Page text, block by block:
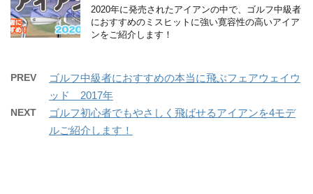
2020年に発売されたアイアンの中で、ゴルフ中級者
におすすめのミスヒットに強い寛容性の高いアイア
ンをご紹介します！
PREV
ゴルフ中級者におすすめの本当に飛ぶフェアウェイウ
ッド 2017年
NEXT
ゴルフ初心者でもやさしく飛ばせるアイアンを4モデ
ルご紹介します！